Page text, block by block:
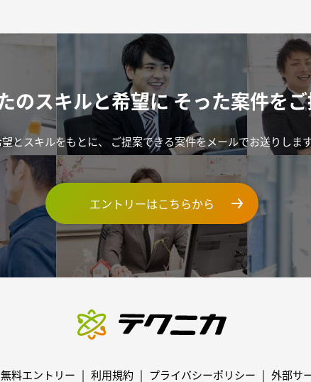
のスキルと希望にそった案件を
とスキルをもとに、 ご提案できる案件をメールでお送りしま
エントリーはこちらから
無料エントリー 利用規約 プライバシーポリシー 外部サ